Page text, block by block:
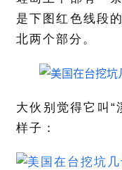
是下图红色线段
北两个部分。
大伙别觉得它叫“
样子：